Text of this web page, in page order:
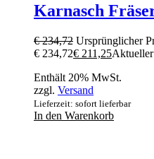
Karnasch
€234,72 Ursprünglicher
€ 234,72€ 211,25
Enthält 20% MwSt.
zzgl. Versand
Lieferzeit: sofort lieferbar
In den Warenkorb